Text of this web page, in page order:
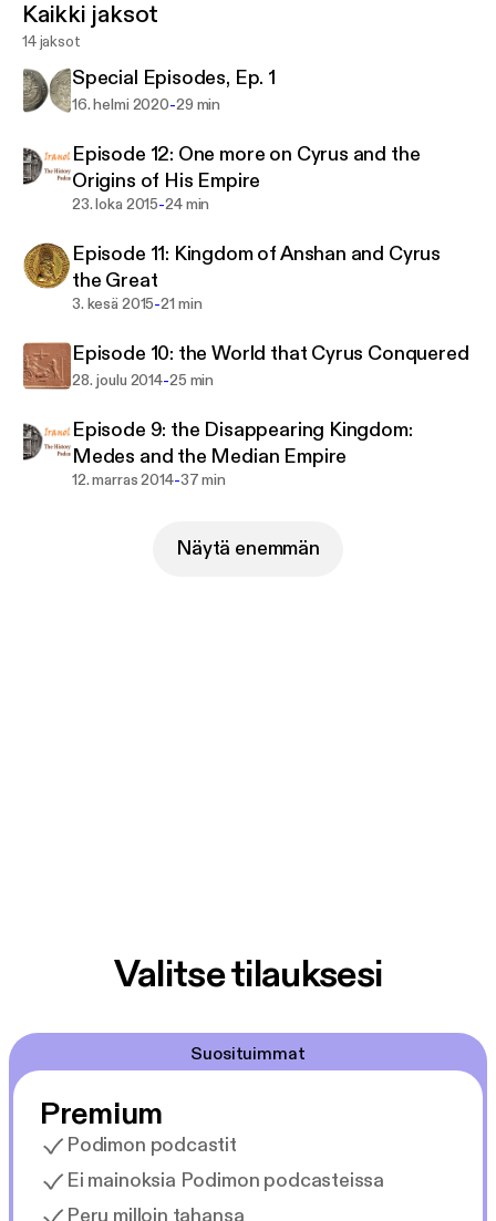
Kaikki jaksot
14 jaksot
Special Episodes, Ep. 1
16. helmi 2020-29 min
Episode 12: One more on Cyrus and the
Origins of His Empire
23. loka 2015-24 min
Episode 11: Kingdom of Anshan and Cyrus
the Great
3. kesä 2015-21 min
Episode 10: the World that Cyrus Conquered
28. joulu 2014-25 min
Episode 9: the Disappearing Kingdom:
Medes and the Median Empire
12. marras 2014-37 min
Näytä enemmän
Valitse tilauksesi
Suosituimmat
Premium
Podimon podcastit
Ei mainoksia Podimon podcasteissa